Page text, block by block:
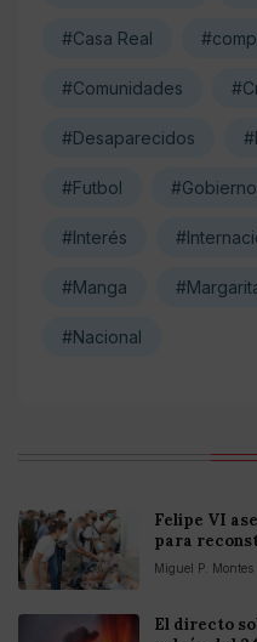
#Casa Real
#Comunidades
#Desaparecidos
#Futbol #Gobierno
#Interés
#Manga
#Nacional
Felipe VI
para
Miguel P. Montes
El directo